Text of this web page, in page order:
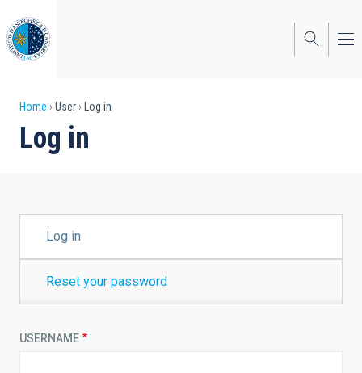
to
main
content
Breadcrumb
Home User Log in
Log in
TABSLog in
Reset your password
USERNAME